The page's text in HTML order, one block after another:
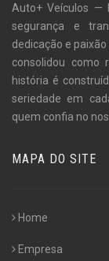
Auto+ Veículos —
segurança e
dedicação e
consolidou como
história é
seriedade em
quem confia no
MAPA DO SITE
Home
Empresa